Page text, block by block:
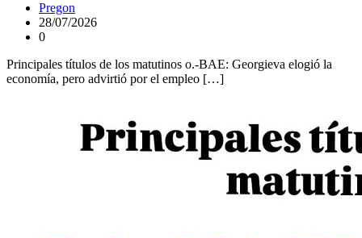
Pregon
28/07/2026
0
Principales títulos de los matutinos o.-BAE: Georgieva elogió la
economía, pero advirtió por el empleo […]